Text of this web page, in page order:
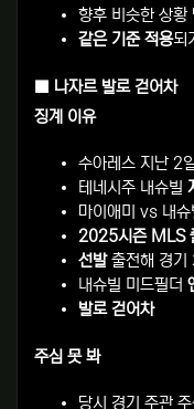
향후 비슷한 상황
같은 기준 적용되
■ 나자르 발로 걷어차
징계 이유
수아레스 지난 2
테네시주 내슈빌
마이애미 vs 내슈
2025시즌 MLS
선발출전해 경기
내슈빌 미드필더
발로 걷어차
주심 못 봐
당시 경기 주관 주